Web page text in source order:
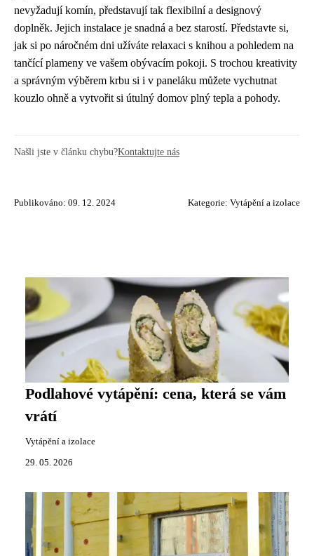
nevyžadují komín, představují tak flexibilní a designový
doplněk. Jejich instalace je snadná a bez starostí. Představte si,
jak si po náročném dni užíváte relaxaci s knihou a pohledem na
tančící plameny ve vašem obývacím pokoji. S trochou kreativity
a správným výběrem krbu si i v paneláku můžete vychutnat
kouzlo ohně a vytvořit si útulný domov plný tepla a pohody.
Našli jste v článku chybu?Kontaktujte nás
Publikováno: 09. 12. 2024 Kategorie: Vytápění a izolace
Podlahové vytápění: cena, která se vám
vrátí
Vytápění a izolace
29. 05. 2026